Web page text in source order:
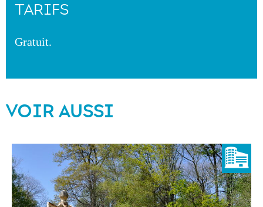
TARIFS
Gratuit.
VOIR AUSSI